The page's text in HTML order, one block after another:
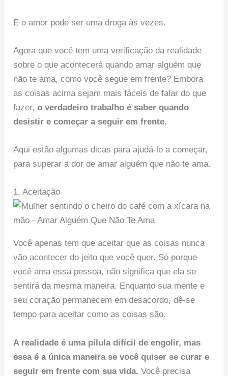
E o amor pode ser uma droga às vezes.
Agora que você tem uma verificação da realidade
sobre o que acontecerá quando amar alguém que
não te ama, como você segue em frente? Embora
as coisas acima sejam mais fáceis de falar do que
fazer,o verdadeiro trabalho é saber quando
desistir e começar a seguir em frente.
Aqui estão algumas dicas para ajudá-lo a começar,
para superar a dor de amar alguém que não te ama.
1. Aceitação
Você apenas tem que aceitar que as coisas nunca
vão acontecer do jeito que você quer. Só porque
você ama essa pessoa, não significa que ela se
sentirá da mesma maneira. Enquanto sua mente e
seu coração permanecem em desacordo, dê-se
tempo para aceitar como as coisas são.
A realidade é uma pílula difícil de engolir, mas
essa é a única maneira se você quiser se curar e
seguir em frente com sua vida. Você precisa